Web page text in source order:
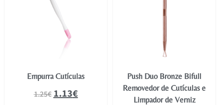
Empurra Cutículas
1.25€1.13€
Push Duo Bronze Bifull
Removedor de Cutículas e
Limpador de Verniz